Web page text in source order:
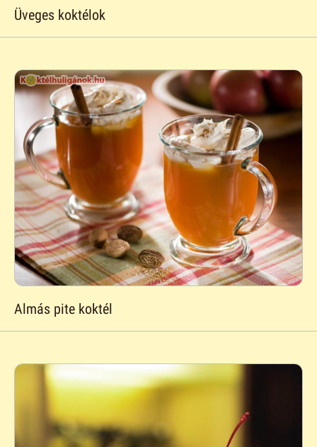
Üveges koktélok
Almás pite koktél